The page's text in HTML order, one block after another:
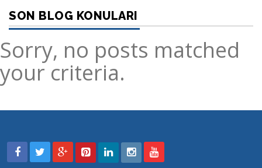
SON BLOG KONULARI
Sorry, no posts matched
your criteria.